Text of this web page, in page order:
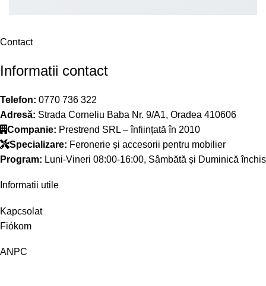
Contact
Informatii contact
Telefon: 0770 736 322
Adresă: Strada Corneliu Baba Nr. 9/A1, Oradea 410606
Companie: Prestrend SRL – înființată în 2010
Specializare: Feronerie și accesorii pentru mobilier
Program: Luni-Vineri 08:00-16:00, Sâmbătă și Duminică închis
Informatii utile
Kapcsolat
Fiókom
ANPC